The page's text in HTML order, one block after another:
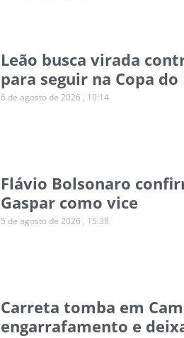
Leão busca virada
para seguir na Copa do
6 de agosto de 2026 10:14
Flávio Bolsonaro
Gaspar como vice
5 de agosto de 2026 15:38
Carreta tomba em
engarrafamento e